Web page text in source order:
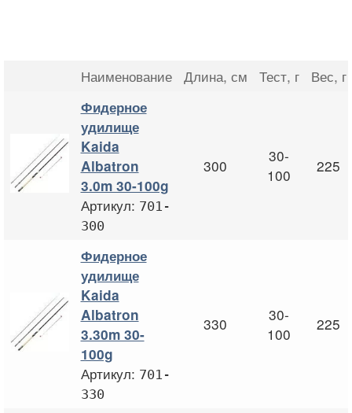
Наименование Длина, см Тест, г Вес, г
Фидерное
удилище
Kaida
Albatron
3.0m 30-100g
Артикул: 701-
300
300
30-
100
225
Фидерное
удилище
Kaida
Albatron
3.30m 30-
100g
Артикул: 701-
330
330
30-
100
225